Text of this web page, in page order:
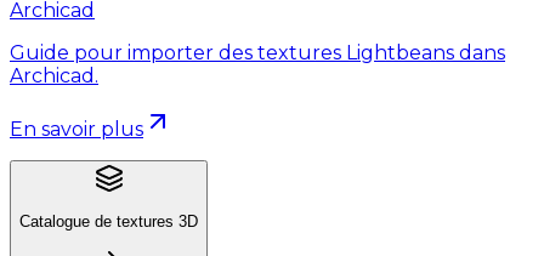
Archicad
Guide pour importer des textures Lightbeans dans
Archicad.
En savoir plus
Catalogue de textures 3D